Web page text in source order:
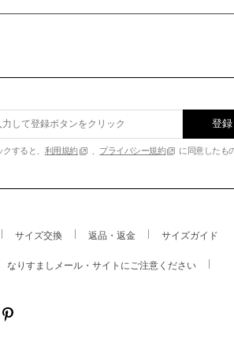
登録
すると、 利用規約 、 プライバシー規約 に同意したも
サイズ交換 返品・返金 サイズガイド
なりすましメール・サイトにご注意ください